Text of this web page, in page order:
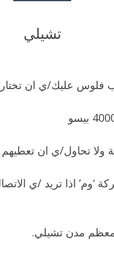
تشيلي
فلوس عليك/ي ان
تحاول/ي ان تعطيهم
‘وم’ اذا تريد /ي
مدن تشيلي.